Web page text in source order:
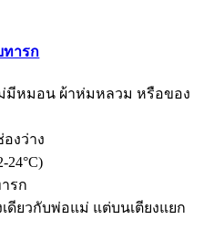
ารก
หมอน ผ้าห่มหลวม หรือของ
งว่าง
รก
ยวกับพ่อแม่ แต่บนเตียงแยก